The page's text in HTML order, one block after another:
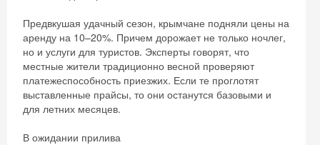
Предвкушая удачный сезон, крымчане подняли цены на
аренду на 10–20%. Причем дорожает не только ночлег,
но и услуги для туристов. Эксперты говорят, что
местные жители традиционно весной проверяют
платежеспособность приезжих. Если те проглотят
выставленные прайсы, то они останутся базовыми и
для летних месяцев.
В ожидании прилива